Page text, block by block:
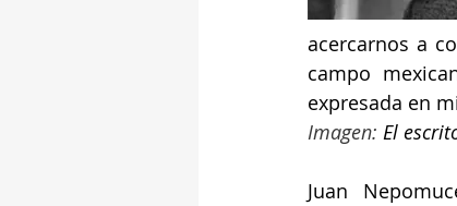
acercarnos a
campo
expresada en
Imagen: El
Juan